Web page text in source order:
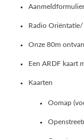
Radio
Onze 80m
Een ARDF kaart
Kaarten
Oomap